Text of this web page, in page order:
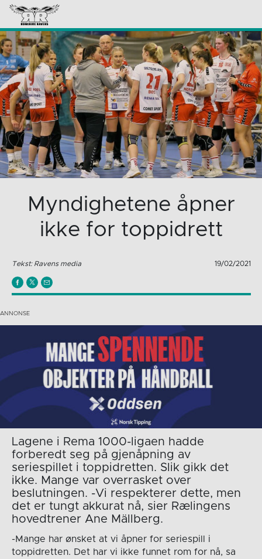
Myndighetene åpner
ikke for toppidrett
Tekst: Ravens media 19/02/2021
Lagene i Rema 1000-ligaen hadde
forberedt seg på gjenåpning av
seriespillet i toppidretten. Slik gikk det
ikke. Mange var overrasket over
beslutningen. -Vi respekterer dette, men
det er tungt akkurat nå, sier Rælingens
hovedtrener Ane Mällberg.
-Mange har ønsket at vi åpner for seriespill i
toppidretten. Det har vi ikke funnet rom for nå, sa